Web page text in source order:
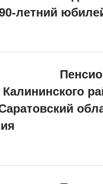
летний
Калининского